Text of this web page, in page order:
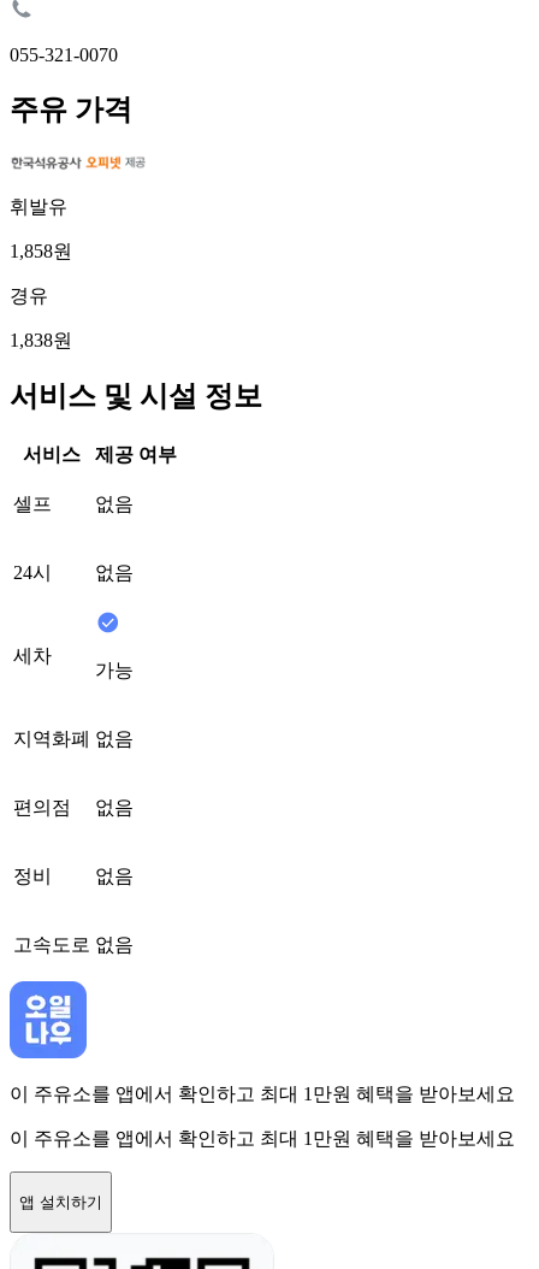
055-321-0070
주유 가격
휘발유
1,858원
경유
1,838원
서비스 및 시설 정보
서비스 제공 여부
셀프 없음
24시 없음
세차
가능
지역화폐 없음
편의점 없음
정비 없음
고속도로 없음
이 주유소를 앱에서 확인하고 최대 1만원 혜택을 받아보세요
이 주유소를 앱에서 확인하고 최대 1만원 혜택을 받아보세요
앱 설치하기